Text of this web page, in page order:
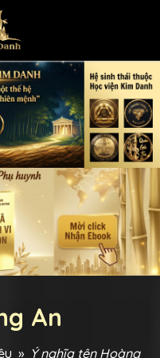
An
» Ý nghĩa tên Hoàng